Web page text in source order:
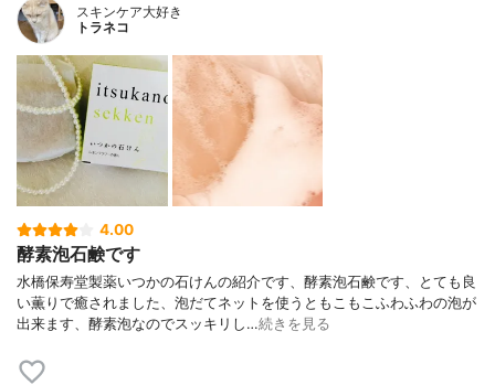
スキンケア大好き
トラネコ
4.00
酵素泡石鹸です
水橋保寿堂製薬いつかの石けんの紹介です、酵素泡石鹸です、とても良
い薫りで癒されました、泡だてネットを使うともこもこふわふわの泡が
出来ます、酵素泡なのでスッキリし…続きを見る